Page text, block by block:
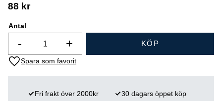
88 kr
Antal
+
- KÖP
Lägg till i favoriter
Fri frakt över 2000kr
30 dagars öppet köp